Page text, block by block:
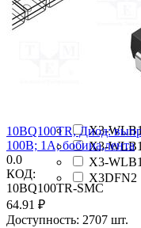
X2-
X2-
X2DFN2
X3-
X3-
X3-
X3-
X3DFN2
10BQ100TR, Диод:
100В; 1А; бобина,лента
0.0
КОД:
10BQ100TR-SMC
64.91 ₽
Доступность: 2707 шт.